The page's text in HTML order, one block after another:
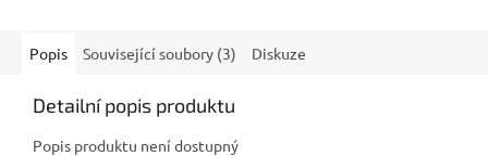
Popis Související soubory (3) Diskuze
Detailní popis produktu
Popis produktu není dostupný